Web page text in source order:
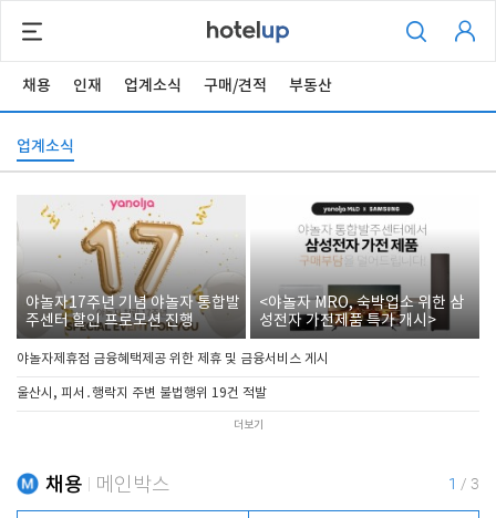
채용 인재 업계소식 구매/견적 부동산
업계소식
야놀자17주년 기념 야놀자 통합발
주센터 할인 프로모션 진행
<야놀자 MRO, 숙박업소 위한 삼
성전자 가전제품 특가 개시>
야놀자제휴점 금융혜택제공 위한 제휴 및 금융서비스 게시
울산시, 피서․행락지 주변 불법행위 19건 적발
더보기
채용 메인박스 1 / 3